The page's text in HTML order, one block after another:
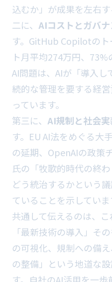
込むか」が成果を左右
二に、 AIコストとガバ
す。GitHub Copilotのト
ト月平均274万円、
AI問題は、AIが「導入
続的な管理を要する経
っています。
第三に、 AI規制と社会
す。EU AI法をめぐる大
の延期、OpenAIの政策
氏の「牧歌的時代の終
どう統治するかという
ていることを示してい
共通して伝えるのは、
「最新技術の導入」そ
の可視化、規制への備
の整備」という地道な